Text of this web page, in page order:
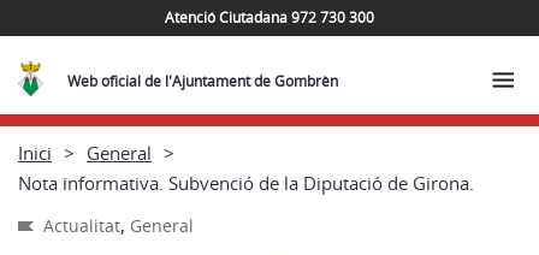
Atenció Ciutadana 972 730 300
Web oficial de l'Ajuntament de Gombrèn
Inici
General
Nota informativa. Subvenció de la Diputació de Girona.
Actualitat, General